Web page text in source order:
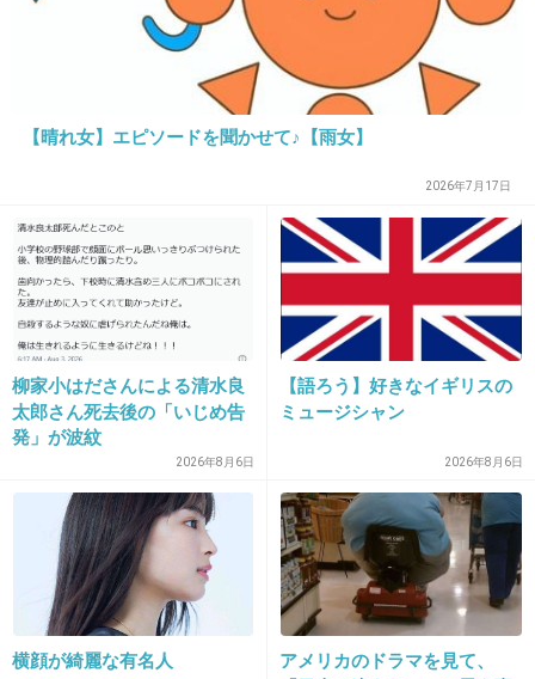
-0
2年前にサイフを落としてから、サイフにカード類は一切い
れなくなりました。現金も２千円くらいまでしか入れてな
買い物がある日のみ、薄い名刺入れに入った楽天Edy専用カ
ードと、クレジットカードをサイフに入れます。
免許証は勤務先の社員カードと一緒に定期入れて、ロッカ
ーキーと共にポーチに入れてる。
全部失くした時の手続きが大変すぎた。だからサイフには
基本カードは入れない。
+5
2020/11/16(月) 15:35:16
主です。いつのまにかトピ立ってた！！
みなさんありがとうございます！
基本的には美容院や病院などの「よし行くぞ」と予約して
行くところのものは別で保管なんだね。
【晴れ女】エピソードを聞かせて♪【雨女】
2026年7月17日
柳家小はださんによる清水良
太郎さん死去後の「いじめ告
発」が波紋
2026年8月6日
【語ろう】好きなイギリスの
ミュージシャン
2026年8月6日
横顔が綺麗な有名人
アメリカのドラマを見て、